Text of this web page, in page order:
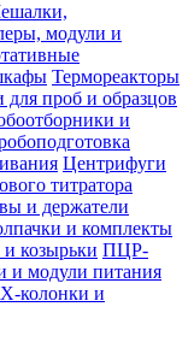
модули и
Термореакторы
для проб и образцов
и
Центрифуги
титратора
и держатели
и комплекты
козырьки ПЦР-
и модули питания
колонки и